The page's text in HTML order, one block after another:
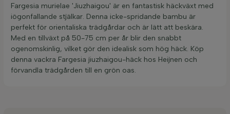
Fargesia murielae 'Jiuzhaigou' är en fantastisk häckväxt med
iögonfallande stjälkar. Denna icke-spridande bambu är
perfekt för orientaliska trädgårdar och är lätt att beskära.
Med en tillväxt på 50-75 cm per år blir den snabbt
ogenomskinlig, vilket gör den idealisk som hög häck. Köp
denna vackra Fargesia jiuzhaigou-häck hos Heijnen och
förvandla trädgården till en grön oas.